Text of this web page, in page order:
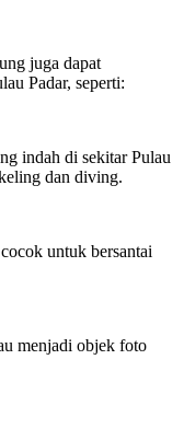
juga dapat
Padar, seperti:
indah di sekitar Pulau
dan diving.
untuk bersantai
menjadi objek foto